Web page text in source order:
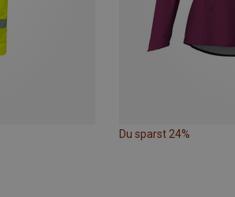
Du sparst 24%